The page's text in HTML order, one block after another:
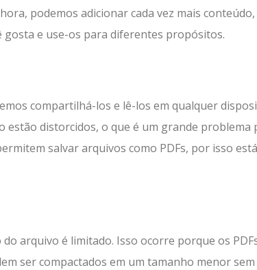
podemos adicionar cada vez mais
gosta e use-os para diferentes propósitos.
compartilhá-los e lê-los em qualquer
estão distorcidos, o que é um grande problema
salvar arquivos como PDFs, por isso
arquivo é limitado. Isso ocorre porque os
ser compactados em um tamanho menor sem